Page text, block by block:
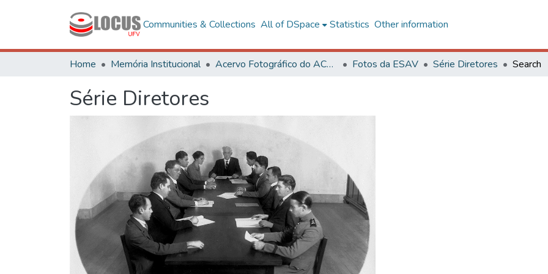
Communities & Collections All of DSpace Statistics Other information
Home Memória Institucional Acervo Fotográfico do ACH-UFV Fotos da ESAV Série Diretores Search
Série Diretores